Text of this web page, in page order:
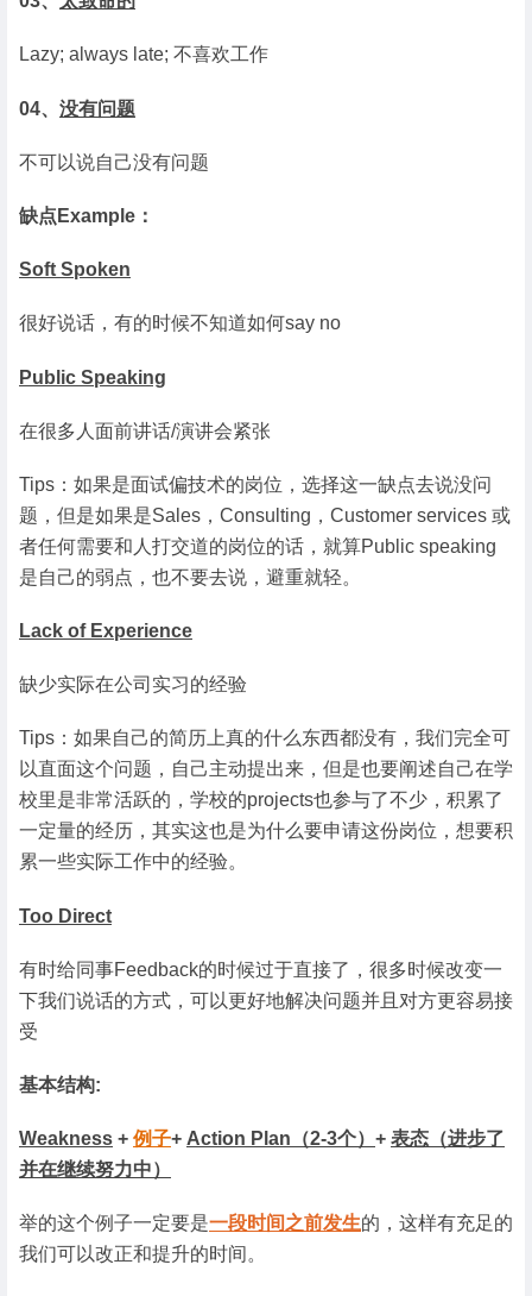
Lazy; always late; 不喜欢工作
04、 没有问题
不可以说自己没有问题
缺点Example：
Soft Spoken
很好说话，有的时候不知道如何say no
Public Speaking
在很多人面前讲话/演讲会紧张
Tips：如果是面试偏技术的岗位，选择这一缺点去说没问
题，但是如果是Sales，Consulting，Customer services 或
者任何需要和人打交道的岗位的话，就算Public speaking
是自己的弱点，也不要去说，避重就轻。
Lack of Experience
缺少实际在公司实习的经验
Tips：如果自己的简历上真的什么东西都没有，我们完全可
以直面这个问题，自己主动提出来，但是也要阐述自己在学
校里是非常活跃的，学校的projects也参与了不少，积累了
一定量的经历，其实这也是为什么要申请这份岗位，想要积
累一些实际工作中的经验。
Too Direct
有时给同事Feedback的时候过于直接了，很多时候改变一
下我们说话的方式，可以更好地解决问题并且对方更容易接
受
基本结构:
Weakness + 例子+ Action Plan（2-3个） + 表态（进步了
并在继续努力中）
举的这个例子一定要是一段时间之前发生的，这样有充足的
我们可以改正和提升的时间。